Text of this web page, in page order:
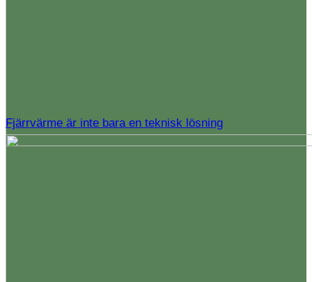
Fjärrvärme är inte bara en teknisk lösning